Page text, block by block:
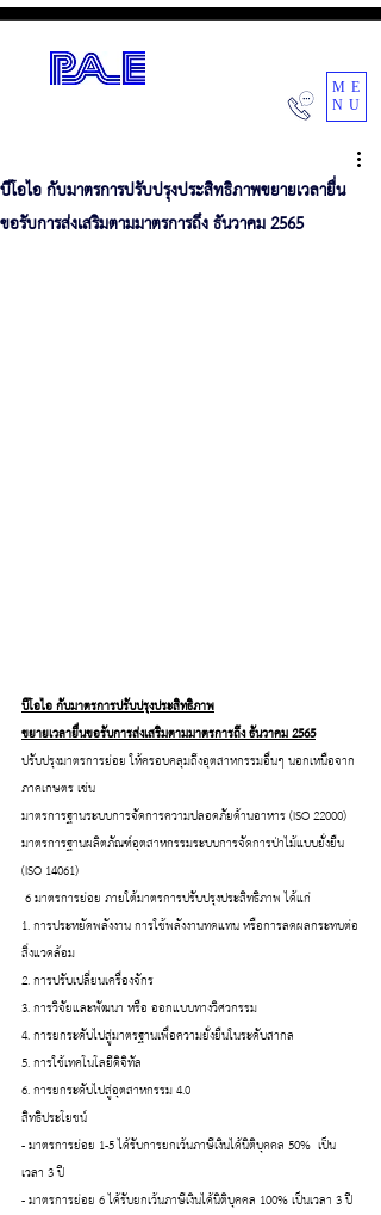
ME
NU
บีโอไอ กับมาตรการปรับปรุงประสิทธิภาพขยายเวลายื่น
ขอรับการส่งเสริมตามมาตรการถึง ธันวาคม 2565
บีโอไอ กับมาตรการปรับปรุงประสิทธิภาพ
ขยายเวลายื่นขอรับการส่งเสริมตามมาตรการถึง ธันวาคม 2565
ปรับปรุงมาตรการย่อย ให้ครอบคลุมถึงอุตสาหกรรมอื่นๆ นอกเหนือจาก
ภาคเกษตร เช่น
มาตรการฐานระบบการจัดการความปลอดภัยด้านอาหาร (ISO 22000)
มาตรการฐานผลิตภัณฑ์อุตสาหกรรมระบบการจัดการป่าไม้แบบยั่งยืน
(ISO 14061)
6 มาตรการย่อย ภายใต้มาตรการปรับปรุงประสิทธิภาพ ได้แก่
1. การประหยัดพลังงาน การใช้พลังงานทดแทน หรือการลดผลกระทบต่อ
สิ่งแวดล้อม
2. การปรับเปลี่ยนเครื่องจักร
3. การวิจัยและพัฒนา หรือ ออกแบบทางวิศวกรรม
4. การยกระดับไปสู่มาตรฐานเพื่อความยั่งยืนในระดับสากล
5. การใช้เทคโนโลยีดิจิทัล
6. การยกระดับไปสู่อุตสาหกรรม 4.0
สิทธิประโยชน์
- มาตรการย่อย 1-5 ได้รับการยกเว้นภาษีเงินได้นิติบุคคล 50%  เป็น
เวลา 3 ปี
- มาตรการย่อย 6 ได้รับยกเว้นภาษีเงินได้นิติบุคคล 100% เป็นเวลา 3 ปี